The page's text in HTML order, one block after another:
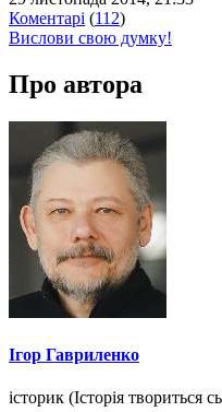
Коментарі (112)
Вислови свою думку!
Про автора
Ігор Гавриленко
історик (Історія твориться